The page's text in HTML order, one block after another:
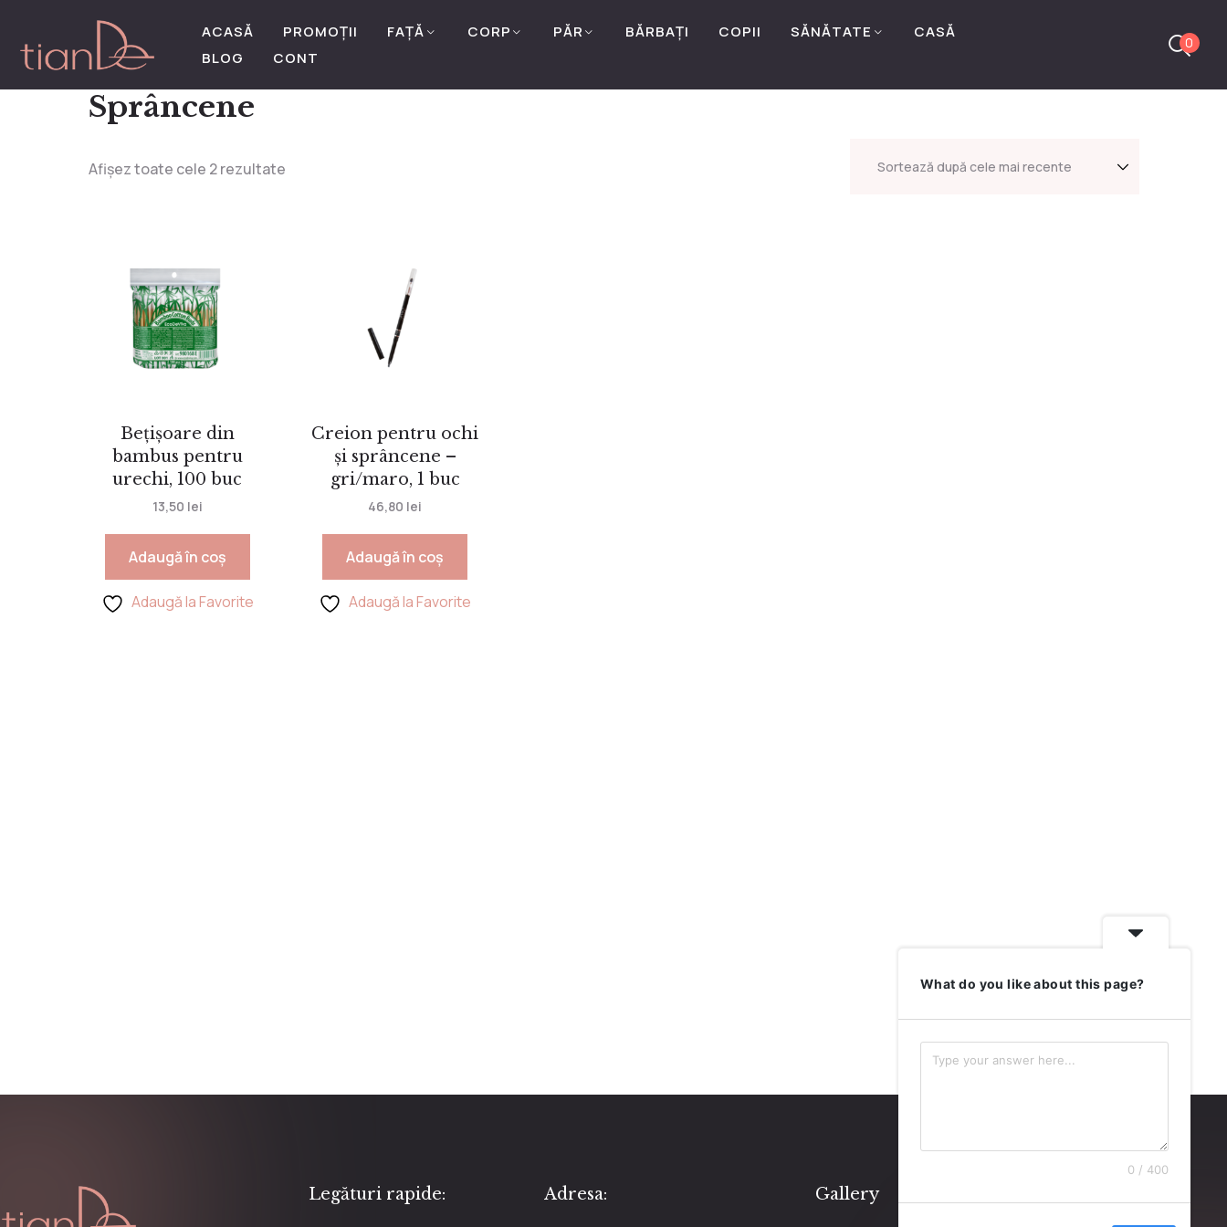
ACASĂ PROMOȚII FAȚĂ CORP PĂR BĂRBAȚI COPII SĂNĂTATE
CASĂ
BLOG
CONT
0
Sprâncene
Afișez toate cele 2 rezultate
Bețișoare din
bambus pentru
urechi, 100 buc
13,50 lei
Adaugă în coș
Adaugă la Favorite
Creion pentru ochi
și sprâncene –
gri/maro, 1 buc
46,80 lei
Adaugă în coș
Adaugă la Favorite
Legături rapide: Adresa: Gallery
What do you like about this page?
0 / 400